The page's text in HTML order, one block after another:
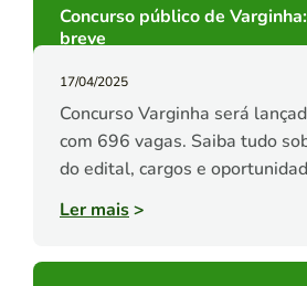
Concurso público de
breve
17/04/2025
Concurso Varginha será
com 696 vagas. Saiba tudo
do edital, cargos e
Ler mais>